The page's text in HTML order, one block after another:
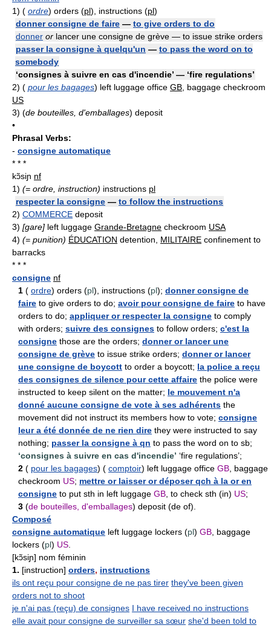
1) ( ordre) orders (pl), instructions (pl)
donner consigne de faire — to give orders to do
donner or lancer une consigne de grève — to issue strike orders
passer la consigne à quelqu'un — to pass the word on to
somebody
‘consignes à suivre en cas d'incendie’ — ‘fire regulations’
2) ( pour les bagages) left luggage office GB , baggage checkroom
US
3) (de bouteilles, d'emballages) deposit
•
Phrasal Verbs:
- consigne automatique
* * *
kɔ̃siɲ nf
1) (= ordre, instruction) instructions pl
respecter la consigne — to follow the instructions
2) COMMERCE deposit
3) [gare] left luggage Grande-Bretagne checkroom USA
4) (= punition) ÉDUCATION detention, MILITAIRE confinement to
barracks
* * *
consigne nf
1 ( ordre) orders (pl), instructions (pl); donner consigne de
faire to give orders to do; avoir pour consigne de faire to have
orders to do; appliquer or respecter la consigne to comply
with orders; suivre des consignes to follow orders; c'est la
consigne those are the orders; donner or lancer une
consigne de grève to issue strike orders; donner or lancer
une consigne de boycott to order a boycott; la police a reçu
des consignes de silence pour cette affaire the police were
instructed to keep silent on the matter; le mouvement n'a
donné aucune consigne de vote à ses adhérents the
movement did not instruct its members how to vote; consigne
leur a été donnée de ne rien dire they were instructed to say
nothing; passer la consigne à qn to pass the word on to sb;
‘consignes à suivre en cas d'incendie’ ‘fire regulations’;
2 ( pour les bagages) ( comptoir) left luggage office GB , baggage
checkroom US; mettre or laisser or déposer qch à la or en
consigne to put sth in left luggage GB , to check sth (in) US;
3 (de bouteilles, d'emballages) deposit (de of).
Composé
consigne automatique left luggage lockers (pl) GB , baggage
lockers (pl) US
[kɔ̃siɲ] nom féminin
1. [instruction] orders, instructions
ils ont reçu pour consigne de ne pas tirer they've been given
orders not to shoot
je n'ai pas (reçu) de consignes I have received no instructions
elle avait pour consigne de surveiller sa sœur she'd been told to